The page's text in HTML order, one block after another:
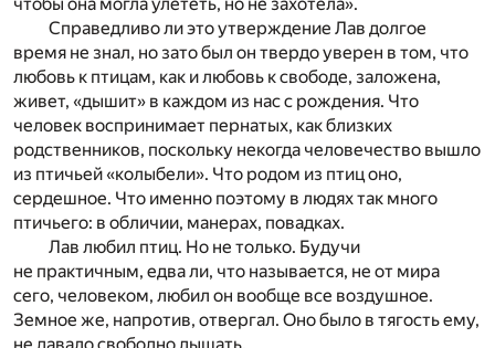
чтобы она могла улететь, но не захотела».
Справедливо ли это утверждение Лав долгое
время не знал, но зато был он твердо уверен в том, что
любовь к птицам, как и любовь к свободе, заложена,
живет, «дышит» в каждом из нас с рождения. Что
человек воспринимает пернатых, как близких
родственников, поскольку некогда человечество вышло
из птичьей «колыбели». Что родом из птиц оно,
сердешное. Что именно поэтому в людях так много
птичьего: в обличии, манерах, повадках.
Лав любил птиц. Но не только. Будучи
не практичным, едва ли, что называется, не от мира
сего, человеком, любил он вообще все воздушное.
Земное же, напротив, отвергал. Оно было в тягость ему,